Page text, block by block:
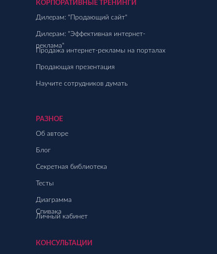
КОРПОРАТИВНЫЕ ТРЕНИНГИ
КОНСУЛЬТАЦИИ
РАЗНОЕ
Дилерам: "Продающий сайт"
Дилерам: "Эффективная интернет-
реклама"
Продажа интернет-рекламы на порталах
Продающая презентация
Научите сотрудников думать
Об авторе
Блог
Секретная библиотека
Тесты
Диаграмма
Спивака
Личный кабинет